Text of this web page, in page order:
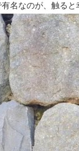
名なのが、触る